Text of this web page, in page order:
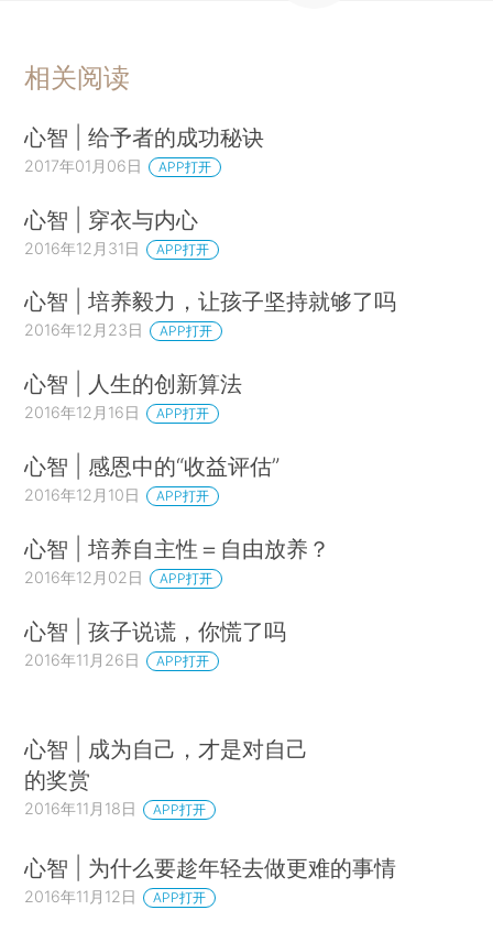
相关阅读
心智 | 给予者的成功秘诀
2017年01月06日 APP打开
心智 | 穿衣与内心
2016年12月31日 APP打开
心智 | 培养毅力，让孩子坚持就够了吗
2016年12月23日 APP打开
心智 | 人生的创新算法
2016年12月16日 APP打开
心智 | 感恩中的“收益评估”
2016年12月10日 APP打开
心智 | 培养自主性＝自由放养？
2016年12月02日 APP打开
心智 | 孩子说谎，你慌了吗
2016年11月26日 APP打开
心智 | 成为自己，才是对自己
的奖赏
2016年11月18日 APP打开
心智 | 为什么要趁年轻去做更难的事情
2016年11月12日 APP打开